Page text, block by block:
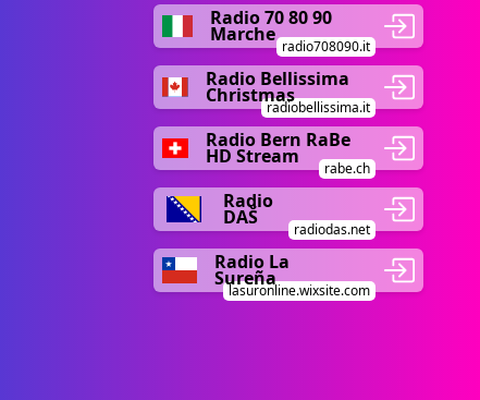
Radio 70 80 90
Marche
radio708090.it
Radio Bellissima
Christmas
radiobellissima.it
Radio Bern RaBe
HD Stream
rabe.ch
Radio
DAŠ
radiodas.net
Radio La
Sureña
lasuronline.wixsite.com